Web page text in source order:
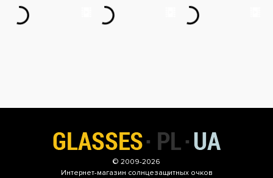
© 2009-2026
Интернет-магазин солнцезащитных очков